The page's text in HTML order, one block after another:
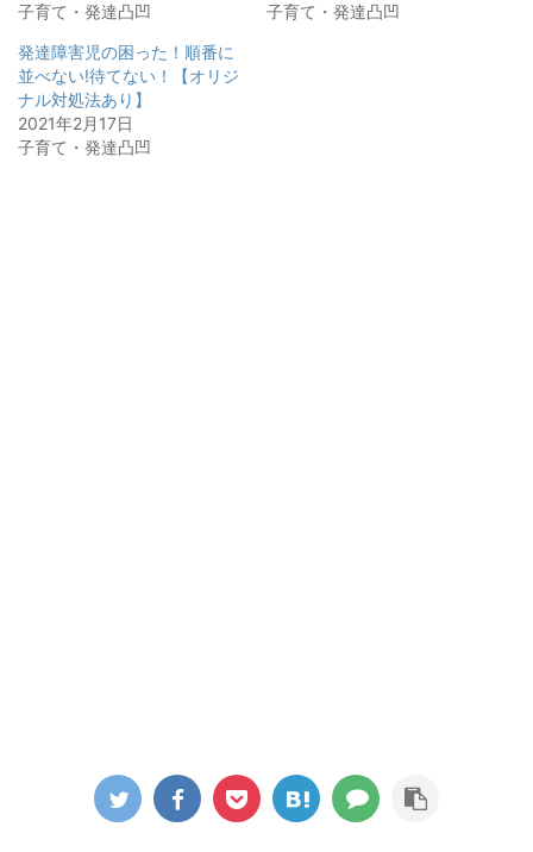
子育て・発達凸凹
子育て・発達凸凹
発達障害児の困った！順番に
並べない!待てない！【オリジ
ナル対処法あり】
2021年2月17日
子育て・発達凸凹